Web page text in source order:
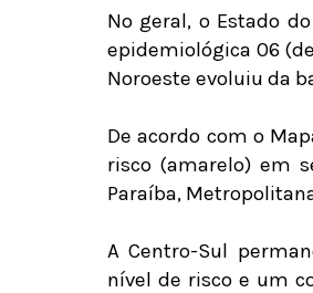
No geral, o Estado
epidemiológica 06
Noroeste evoluiu da
De acordo com o
risco (amarelo) em
Paraíba,
A Centro-Sul
nível de risco e um